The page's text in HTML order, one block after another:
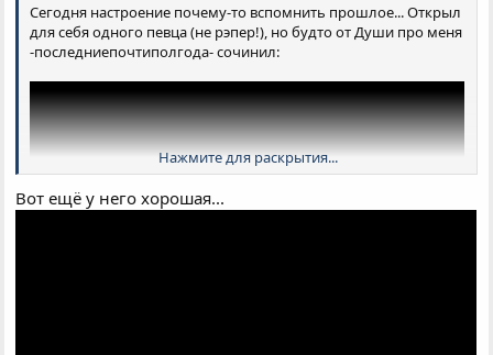
Сегодня настроение почему-то вспомнить прошлое... Открыл
для себя одного певца (не рэпер!), но будто от Души про меня
-последниепочтиполгода- сочинил:
Нажмите для раскрытия...
Вот ещё у него хорошая...